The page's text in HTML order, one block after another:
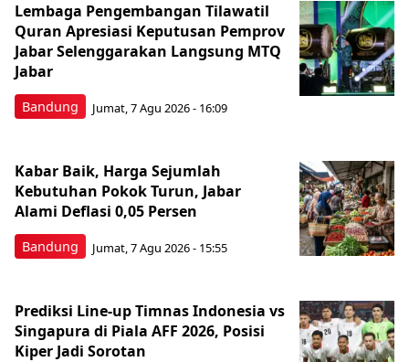
Bandung
Lembaga Pengembangan Tilawatil
Quran Apresiasi Keputusan Pemprov
Jabar Selenggarakan Langsung MTQ
Jabar
Jumat, 7 Agu 2026 - 16:09
Bandung
Kabar Baik, Harga Sejumlah
Kebutuhan Pokok Turun, Jabar
Alami Deflasi 0,05 Persen
Jumat, 7 Agu 2026 - 15:55
Prediksi Line-up Timnas Indonesia vs
Singapura di Piala AFF 2026, Posisi
Kiper Jadi Sorotan